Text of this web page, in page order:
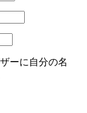
ーに自分の名